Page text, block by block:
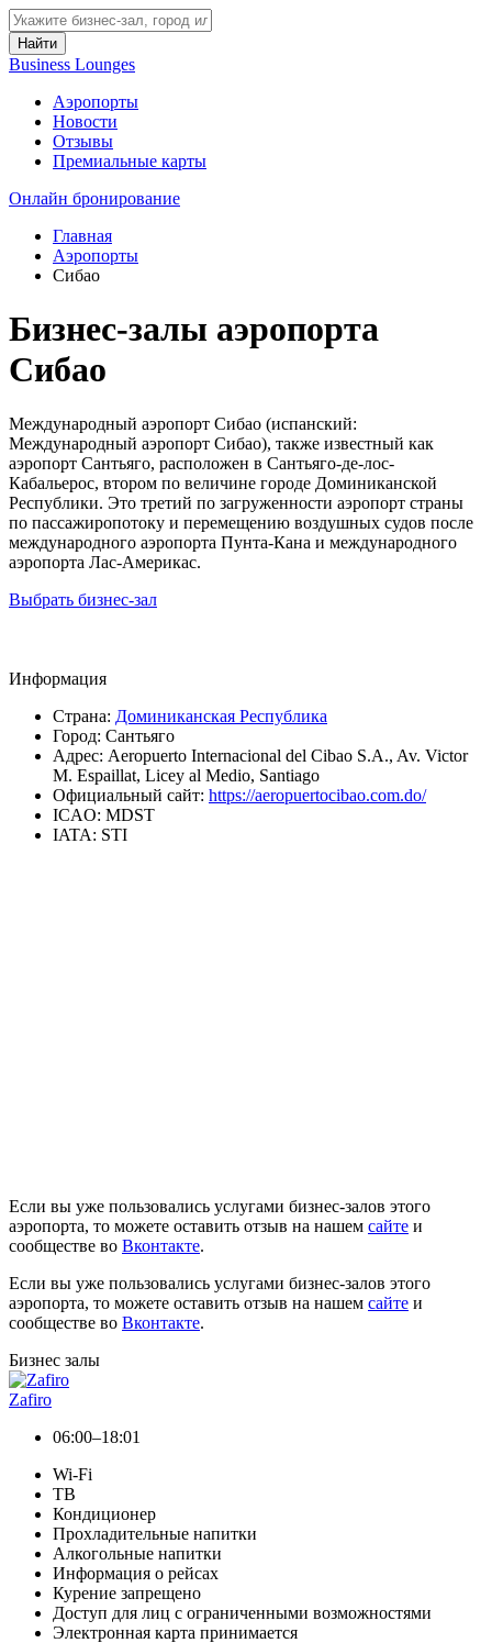
Найти
Business Lounges
Аэропорты
Новости
Отзывы
Премиальные карты
Онлайн бронирование
Главная
Аэропорты
Сибао
Бизнес-залы аэропорта
Сибао
Международный аэропорт Сибао (испанский:
Международный аэропорт Сибао), также известный как
аэропорт Сантьяго, расположен в Сантьяго-де-лос-
Кабальерос, втором по величине городе Доминиканской
Республики. Это третий по загруженности аэропорт страны
по пассажиропотоку и перемещению воздушных судов после
международного аэропорта Пунта-Кана и международного
аэропорта Лас-Америкас.
Выбрать бизнес-зал
Информация
Страна: Доминиканская Республика
Город: Сантьяго
Адрес: Aeropuerto Internacional del Cibao S.A., Av. Victor
M. Espaillat, Licey al Medio, Santiago
Официальный сайт: https://aeropuertocibao.com.do/
ICAO: MDST
IATA: STI
Если вы уже пользовались услугами бизнес-залов этого
аэропорта, то можете оставить отзыв на нашем сайте и
сообществе во Вконтакте.
Если вы уже пользовались услугами бизнес-залов этого
аэропорта, то можете оставить отзыв на нашем сайте и
сообществе во Вконтакте.
Бизнес залы
Zafiro
06:00–18:01
Wi-Fi
ТВ
Кондиционер
Прохладительные напитки
Алкогольные напитки
Информация о рейсах
Курение запрещено
Доступ для лиц с ограниченными возможностями
Электронная карта принимается